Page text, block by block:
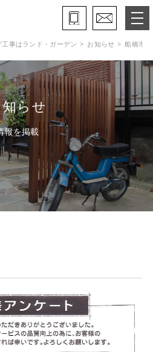
だきたい事
事はランド・ガーデン お知らせ 船橋市 S
らせ
報を掲載